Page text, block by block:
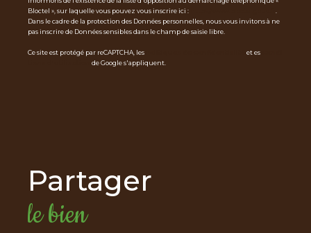
Bloctel », sur laquelle vous pouvez vous inscrire ici :
Dans le cadre de la protection des Données personnelles, nous vous invitons à ne
pas inscrire de Données sensibles dans le champ de saisie libre.
Ce site est protégé par reCAPTCHA, les et es
de Google s'appliquent.
partager
le bien